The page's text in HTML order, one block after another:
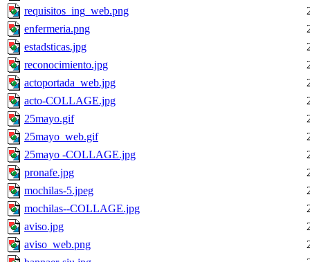
requisitos_ing_web.png
enfermeria.png
estadsticas.jpg
reconocimiento.jpg
actoportada_web.jpg
acto-COLLAGE.jpg
25mayo.gif
25mayo_web.gif
25mayo -COLLAGE.jpg
pronafe.jpg
mochilas-5.jpeg
mochilas--COLLAGE.jpg
aviso.jpg
aviso_web.png